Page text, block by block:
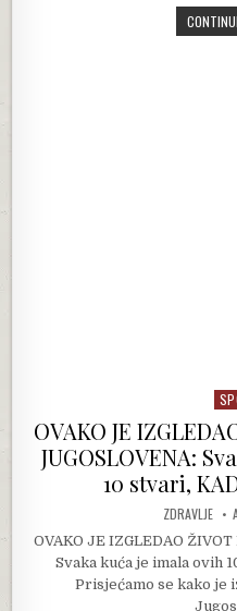
OVAKO JE
JUGOSLOVENA:
10 stvari,
AUTHOR:
ZDRAVLJE
OVAKO JE IZGLEDAO
Svaka kuća je imala ovih
Prisjećamo se kako je